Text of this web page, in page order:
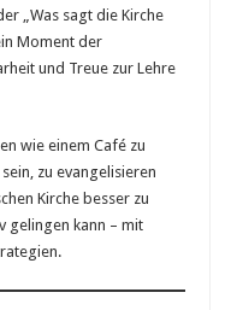
„Was sagt die Kirche
Moment der
und Treue zur Lehre
wie einem Café zu
zu evangelisieren
Kirche besser zu
gelingen kann – mit